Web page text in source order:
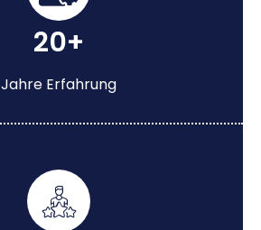
20+
Jahre Erfahrung